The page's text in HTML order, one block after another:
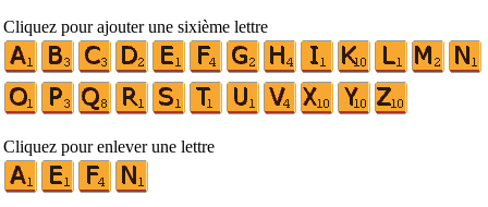
Cliquez pour ajouter une sixième lettre
Cliquez pour enlever une lettre